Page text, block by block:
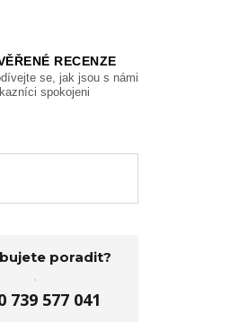
RECENZE
se, jak jsou s námi
spokojeni
poradit?
739 577 041